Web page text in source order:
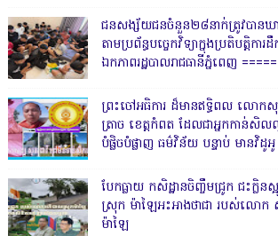
ជនសង្ស័យជនចំនួន២៨នាក់ត្រូវបានឃា
តាមប្រព័ន្ធបច្ចេកវិទ្យាក្នុងប្រតិបត្តិក
ឯកភាពរដ្ឋបាលរាជធានីភ្នំពេញ ‎=====
ព្រះចៅអធិការ ដ៏មានឥទ្ធិពល លោក
ត្រាច ខេត្តកំពត ដែលជាអ្នកកាន់សិ
បំផ្លិចបំផ្លាញ ធម៌វិន័យ បន្ទាប់ មានវិដូអូ
បែកធ្លាយ កសិដ្ឋានចិញ្ចឹមជ្រូក ជះក្
ស្រុក ម៉ាឡៃអះអាងថាជា របស់លោក
ម៉ាឡៃ